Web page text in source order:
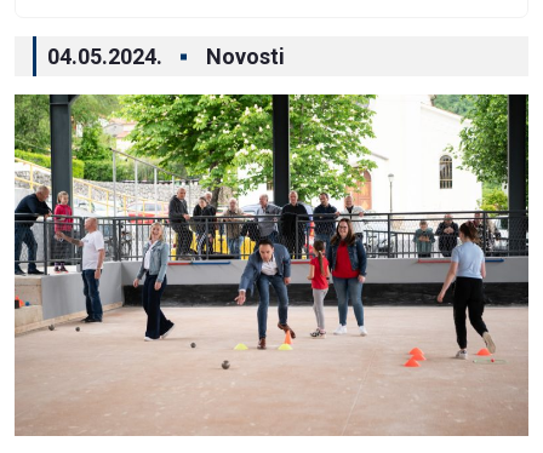
04.05.2024. Novosti